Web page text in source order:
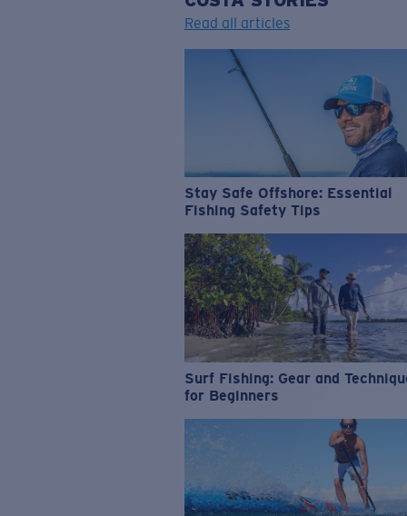
Read all articles
Stay Safe Offshore: Essential
Fishing Safety Tips
Surf Fishing: Gear and
for Beginners